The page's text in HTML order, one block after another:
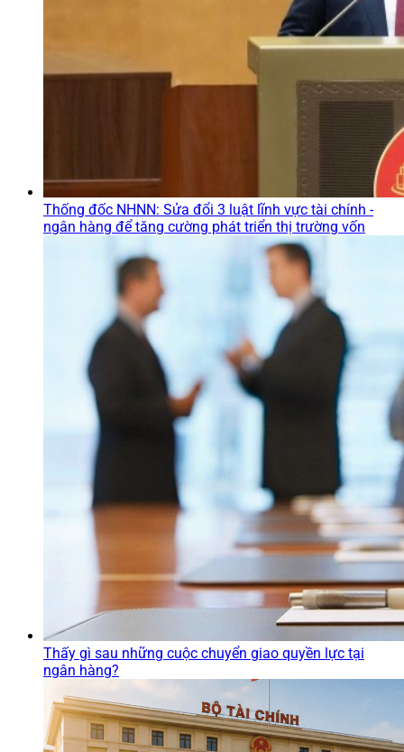
Thống đốc NHNN: Sửa đổi 3 luật lĩnh vực tài chính -
ngân hàng để tăng cường phát triển thị trường vốn
Thấy gì sau những cuộc chuyển giao quyền lực tại
ngân hàng?